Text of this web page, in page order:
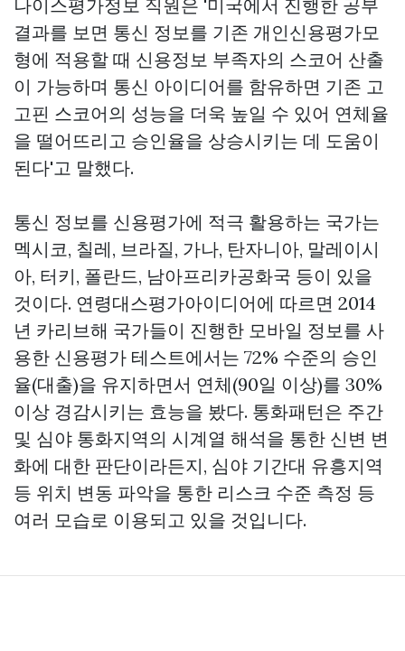
나이스평가정보 직원은 '미국에서 진행한 공부
결과를 보면 통신 정보를 기존 개인신용평가모
형에 적용할 때 신용정보 부족자의 스코어 산출
이 가능하며 통신 아이디어를 함유하면 기존 고
고핀 스코어의 성능을 더욱 높일 수 있어 연체율
을 떨어뜨리고 승인율을 상승시키는 데 도움이
된다'고 말했다.
통신 정보를 신용평가에 적극 활용하는 국가는
멕시코, 칠레, 브라질, 가나, 탄자니아, 말레이시
아, 터키, 폴란드, 남아프리카공화국 등이 있을
것이다. 연령대스평가아이디어에 따르면 2014
년 카리브해 국가들이 진행한 모바일 정보를 사
용한 신용평가 테스트에서는 72% 수준의 승인
율(대출)을 유지하면서 연체(90일 이상)를 30%
이상 경감시키는 효능을 봤다. 통화패턴은 주간
및 심야 통화지역의 시계열 해석을 통한 신변 변
화에 대한 판단이라든지, 심야 기간대 유흥지역
등 위치 변동 파악을 통한 리스크 수준 측정 등
여러 모습로 이용되고 있을 것입니다.